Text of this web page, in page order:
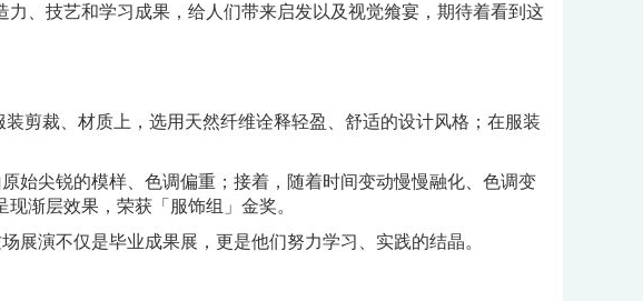
、技艺和学习成果，给人们带来启发以及视觉飨宴，期待着看到这
剪裁、材质上，选用天然纤维诠释轻盈、舒适的设计风格；在服装
始尖锐的模样、色调偏重；接着，随着时间变动慢慢融化、色调变
渐层效果，荣获「服饰组」金奖。
演不仅是毕业成果展，更是他们努力学习、实践的结晶。